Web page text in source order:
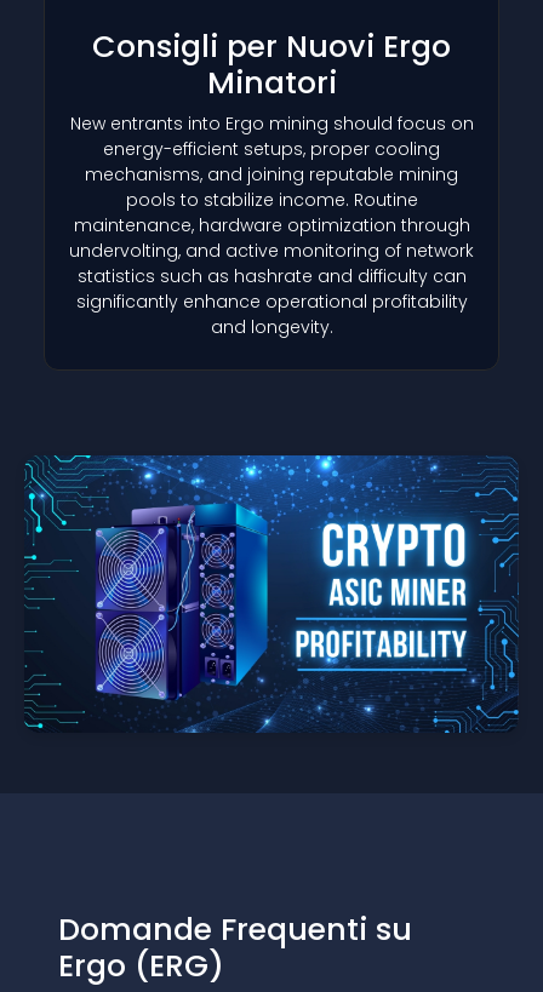
Consigli per Nuovi Ergo
Minatori
New entrants into Ergo mining should focus on
energy-efficient setups, proper cooling
mechanisms, and joining reputable mining
pools to stabilize income. Routine
maintenance, hardware optimization through
undervolting, and active monitoring of network
statistics such as hashrate and difficulty can
significantly enhance operational profitability
and longevity.
Domande Frequenti su
Ergo (ERG)